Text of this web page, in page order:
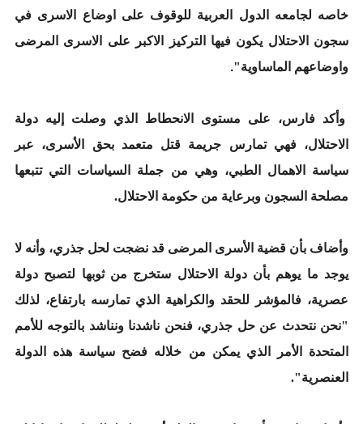
خاصه لجامعه الدول العربية للوقوف على اوضاع الاسرى في
سجون الاحتلال يكون فيها التركيز الاكبر على الاسرى المرضى
واوضاعهم الماساوية".
وأكد فارس، على مستوى الانحطاط الذي وصلت إليه دولة
الاحتلال، فهي تمارس جريمة قتل متعمد بحق الأسرى، عبر
سياسة الاهمال الطبي، وهي من جملة السياسات التي تتبعها
مصلحة السجون وبرعاية من حكومة الاحتلال.
وأضاف بأن قضية الأسرى المرضى قد نضجت لحل جذري، وأنه لا
يوجد ما يوهم بأن دولة الاحتلال ستخرج من ثوبها لتصبح دولة
عصرية، فالمؤشر للحقد والكراهية الذي تمارسه بارتفاع، لذلك
"نحن نتحدث عن حل جذري، فنحن ناشدنا ونناشد بالتوجه للأمم
المتحدة الأمر الذي يمكن من خلاله فضح سياسة هذه الدولة
العنصرية".